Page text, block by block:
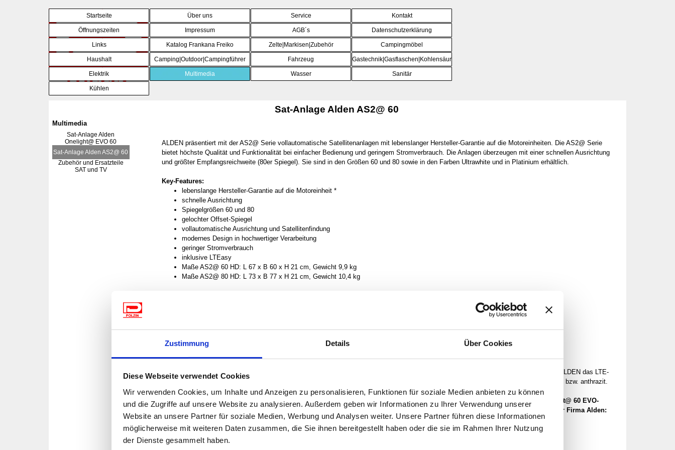
Zustimmung Details Über Cookies
Diese Webseite verwendet Cookies
Wir verwenden Cookies, um Inhalte und Anzeigen zu personalisieren, Funktionen für soziale Medien anbieten zu können
und die Zugriffe auf unsere Website zu analysieren. Außerdem geben wir Informationen zu Ihrer Verwendung unserer
Website an unsere Partner für soziale Medien, Werbung und Analysen weiter. Unsere Partner führen diese Informationen
möglicherweise mit weiteren Daten zusammen, die Sie ihnen bereitgestellt haben oder die sie im Rahmen Ihrer Nutzung
der Dienste gesammelt haben.
Menü überspringen
Startseite Über uns Service Kontakt
Öffnungszeiten Impressum AGB´s Datenschutzerklärung
Links Katalog Frankana Freiko Zelte|Markisen|Zubehör ▼
Campingmöbel
Haushalt ▼
Camping|Outdoor|Campingführer ▼
Fahrzeug ▼
Gastechnik|Gasflaschen|Kohlensäure
Elektrik ▼
Multimedia ▼
Wasser ▼
Sanitär
Kühlen
Sat-Anlage Alden AS2@ 60
Multimedia
Sat-Anlage Alden
Onelight@ EVO 60
Sat-Anlage Alden AS2@ 60
Zubehör und Ersatzteile
SAT und TV
ALDEN präsentiert mit der AS2@ Serie vollautomatische ­Satellitenanlagen mit lebenslanger Hersteller-Garantie auf die Motoreinheiten. Die AS2@ Serie
bietet höchste Qualität und Funktionalität bei einfacher Bedienung und geringem Stromverbrauch. Die Anlagen überzeugen mit einer schnellen Ausrichtung
und größter ­Empfangsreichweite ­(80er Spiegel). Sie sind in den Größen 60 und 80 sowie in den Farben Ultrawhite und in Platinium erhältlich.
Key-Features:
lebenslange Hersteller-Garantie auf die Motoreinheit *
schnelle Ausrichtung
Spiegelgrößen 60 und 80
gelochter Offset-Spiegel
vollautomatische Ausrichtung und Satellitenfindung
modernes Design in hochwertiger Verarbeitung
geringer Stromverbrauch
inklusive LTEasy
Maße AS2@ 60 HD: L 67 x B 60 x H 21 cm, Gewicht 9,9 kg
Maße AS2@ 80 HD: L 73 x B 77 x H 21 cm, Gewicht 10,4 kg
LTEasy
Für alle, die neben perfektem Satellitenempfang auch Wert auf eine Mobilfunkverbindung im Reisemobil oder Caravan ­legen, entwickelte ­ALDEN das LTE-
Ready System. LTEasy ist ideal zur Nutzung des ­vollen Funktionsumfangs von ALDEN Smart-TVs (siehe Katalogseite 795). Farben: weiß bzw. anthrazit.
Achtung: Das LTEasy System ist nicht einzeln erhältlich, sondern Teil der Ausstattung von Antennen der AS2@- und der Onelight@ 60 EVO-
Serie.
Für die Verwendung von LTEasy benötigt man zusätzlich ein Router. Dieser ist nicht im Lieferumfang enthalten. Router der Firma Alden:
Artikelnummer 70-725